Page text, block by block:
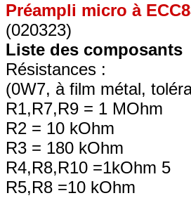
Préampli micro à
(020323)
Liste des composants
Résistances :
(0W7, à film métal,
R1,R7,R9 = 1 MOhm
R2 = 10 kOhm
R3 = 180 kOhm
R4,R8,R10 =1kOhm 5
R5,R8 =10 kOhm